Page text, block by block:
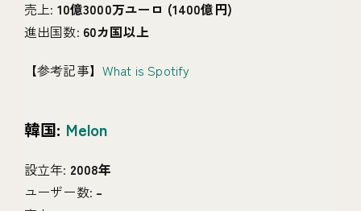
売上: 10億3000万ユーロ (1400億円)
進出国数: 60カ国以上
【参考記事】 What is Spotify
韓国: Melon
設立年: 2008年
ユーザー数: –